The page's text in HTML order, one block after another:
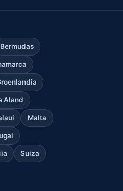
Bermudas
Aland
Malta
Suiza